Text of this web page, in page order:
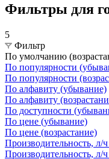
Фильтры для
5
Фильтр
По умолчанию
По популярности
По популярности
По алфавиту (убывание)
По алфавиту
По доступности
По цене (убывание)
По цене (возрастание)
Производительность, л/
Производительность, л/